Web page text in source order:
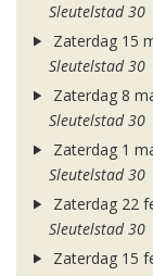
Sleutelstad 30
Zaterdag 15
Sleutelstad 30
Zaterdag 8
Sleutelstad 30
Zaterdag 1
Sleutelstad 30
Zaterdag 22
Sleutelstad 30
Zaterdag 15